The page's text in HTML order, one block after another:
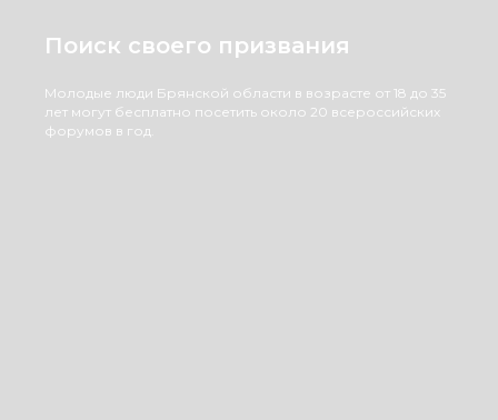
Поиск своего призвания
Молодые люди Брянской области в возрасте от 18 до 35
лет могут бесплатно посетить около 20 всероссийских
форумов в год.